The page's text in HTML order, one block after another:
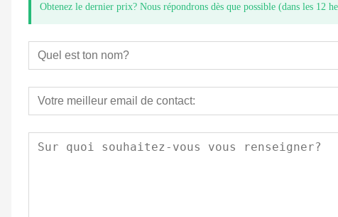
Obtenez le dernier prix? Nous répondrons dès que possible (dans les 12